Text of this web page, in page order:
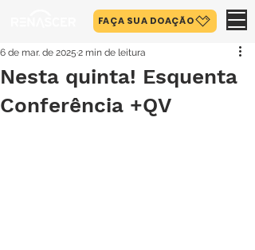
FAÇA SUA DOAÇÃO
Nesta quinta! Esquenta
Conferência +QV
6 de mar. de 2025 2 min de leitura